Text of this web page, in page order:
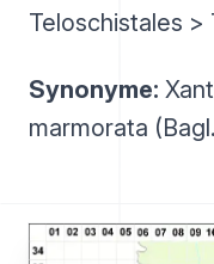
Teloschistales >
Synonyme:
marmorata